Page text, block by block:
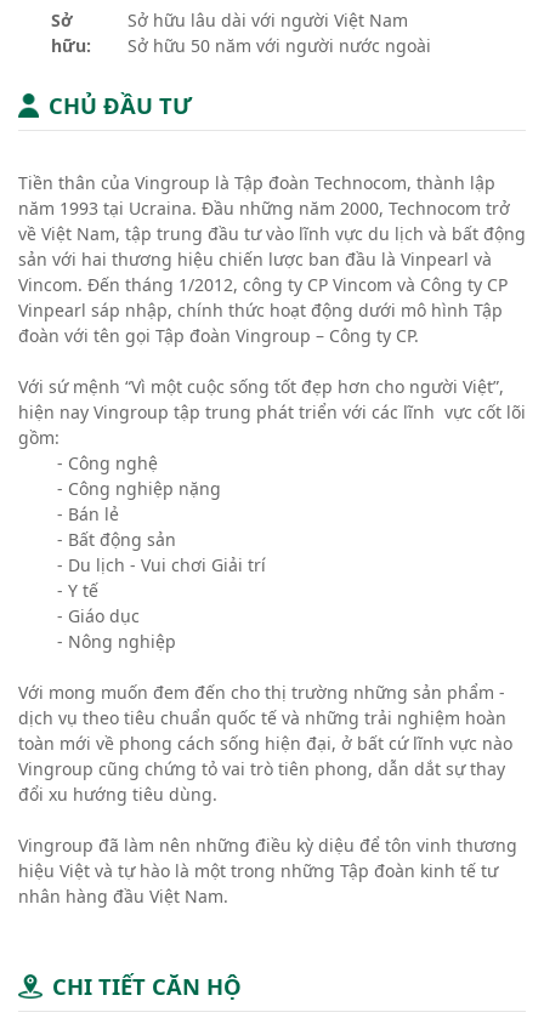
Sở
hữu:
Sở hữu lâu dài với người Việt Nam
Sở hữu 50 năm với người nước ngoài
CHỦ ĐẦU TƯ
Tiền thân của Vingroup là Tập đoàn Technocom, thành lập
năm 1993 tại Ucraina. Đầu những năm 2000, Technocom trở
về Việt Nam, tập trung đầu tư vào lĩnh vực du lịch và bất động
sản với hai thương hiệu chiến lược ban đầu là Vinpearl và
Vincom. Đến tháng 1/2012, công ty CP Vincom và Công ty CP
Vinpearl sáp nhập, chính thức hoạt động dưới mô hình Tập
đoàn với tên gọi Tập đoàn Vingroup – Công ty CP.
Với sứ mệnh “Vì một cuộc sống tốt đẹp hơn cho người Việt”,
hiện nay Vingroup tập trung phát triển với các lĩnh vực cốt lõi
gồm:
- Công nghệ
- Công nghiệp nặng
- Bán lẻ
- Bất động sản
- Du lịch - Vui chơi Giải trí
- Y tế
- Giáo dục
- Nông nghiệp
Với mong muốn đem đến cho thị trường những sản phẩm -
dịch vụ theo tiêu chuẩn quốc tế và những trải nghiệm hoàn
toàn mới về phong cách sống hiện đại, ở bất cứ lĩnh vực nào
Vingroup cũng chứng tỏ vai trò tiên phong, dẫn dắt sự thay
đổi xu hướng tiêu dùng.
Vingroup đã làm nên những điều kỳ diệu để tôn vinh thương
hiệu Việt và tự hào là một trong những Tập đoàn kinh tế tư
nhân hàng đầu Việt Nam.
CHI TIẾT CĂN HỘ